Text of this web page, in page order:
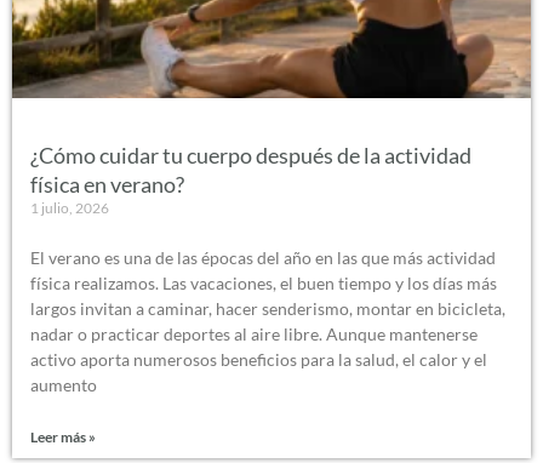
¿Cómo cuidar tu cuerpo después de la actividad
física en verano?
1 julio, 2026
El verano es una de las épocas del año en las que más actividad
física realizamos. Las vacaciones, el buen tiempo y los días más
largos invitan a caminar, hacer senderismo, montar en bicicleta,
nadar o practicar deportes al aire libre. Aunque mantenerse
activo aporta numerosos beneficios para la salud, el calor y el
aumento
Leer más »